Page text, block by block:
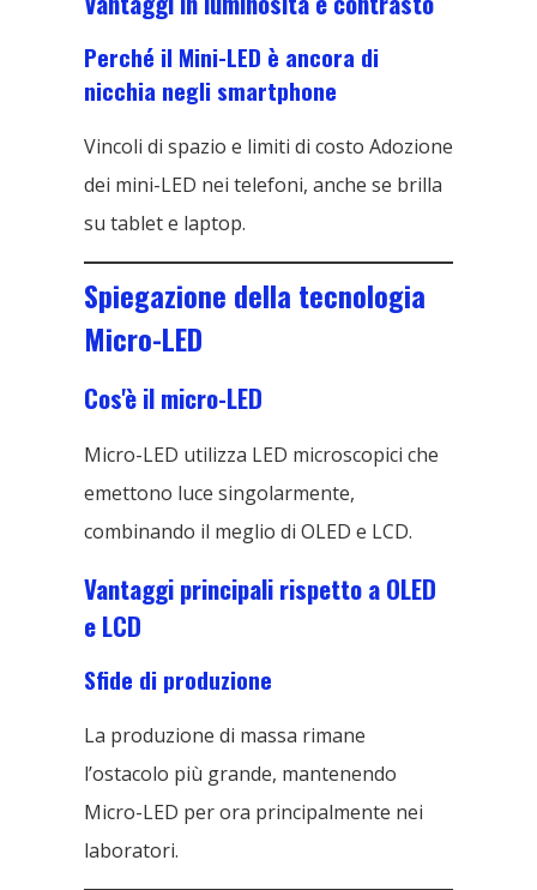
Perché il Mini-LED è ancora di
nicchia negli smartphone
Vincoli di spazio e limiti di costo Adozione
dei mini-LED nei telefoni, anche se brilla
su tablet e laptop.
Spiegazione della tecnologia
Micro-LED
Cos'è il micro-LED
Micro-LED utilizza LED microscopici che
emettono luce singolarmente,
combinando il meglio di OLED e LCD.
Vantaggi principali rispetto a OLED
e LCD
Sfide di produzione
La produzione di massa rimane
l’ostacolo più grande, mantenendo
Micro-LED per ora principalmente nei
laboratori.